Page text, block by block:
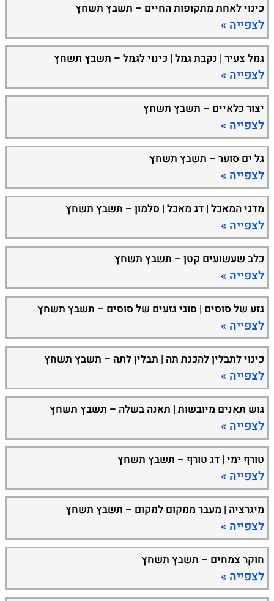
כינוי לאחת מתקופות החיים – תשבץ תשחץ
לצפייה »
גמל צעיר | נקבת גמל | כינוי לגמל – תשבץ תשחץ
לצפייה »
יצור כלאיים – תשבץ תשחץ
לצפייה »
גל ים סוער – תשבץ תשחץ
לצפייה »
מדגי המאכל | דג מאכל | סלמון – תשבץ תשחץ
לצפייה »
כלב שעשועים קטן – תשבץ תשחץ
לצפייה »
גזע של סוסים | סוגי גזעים של סוסים – תשבץ תשחץ
לצפייה »
כינוי לתבלין להכנת תה | תבלין לתה – תשבץ תשחץ
לצפייה »
גוש תאנים מיובשות | תאנה בשלה – תשבץ תשחץ
לצפייה »
טורף ימי | דג טורף – תשבץ תשחץ
לצפייה »
מיגרציה | מעבר ממקום למקום – תשבץ תשחץ
לצפייה »
חוקר צמחים – תשבץ תשחץ
לצפייה »